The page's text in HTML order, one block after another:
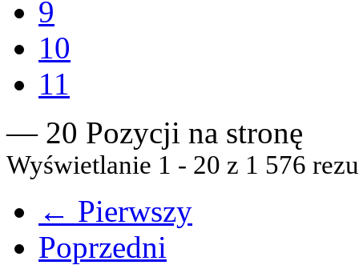
9
10
11
— 20 Pozycji na stronę
Wyświetlanie 1 - 20 z 1 576
← Pierwszy
Poprzedni